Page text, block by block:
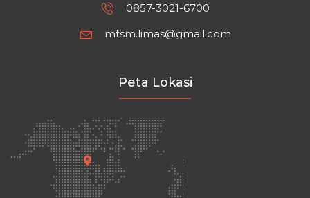
0857-3021-6700
mtsm.limas@gmail.com
Peta Lokasi